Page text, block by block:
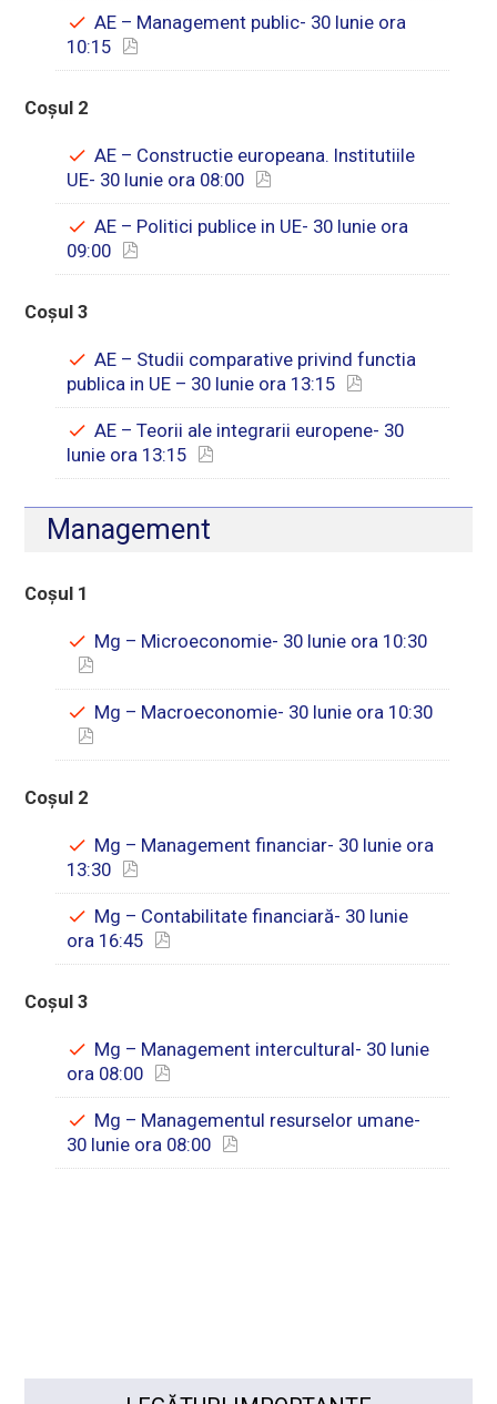
AE – Management public- 30 Iunie ora
10:15
Coșul 2
AE – Constructie europeana. Institutiile
UE- 30 Iunie ora 08:00
AE – Politici publice in UE- 30 Iunie ora
09:00
Coșul 3
AE – Studii comparative privind functia
publica in UE – 30 Iunie ora 13:15
AE – Teorii ale integrarii europene- 30
Iunie ora 13:15
Management
Coșul 1
Mg – Microeconomie- 30 Iunie ora 10:30
Mg – Macroeconomie- 30 Iunie ora 10:30
Coșul 2
Mg – Management financiar- 30 Iunie ora
13:30
Mg – Contabilitate financiară- 30 Iunie
ora 16:45
Coșul 3
Mg – Management intercultural- 30 Iunie
ora 08:00
Mg – Managementul resurselor umane-
30 Iunie ora 08:00